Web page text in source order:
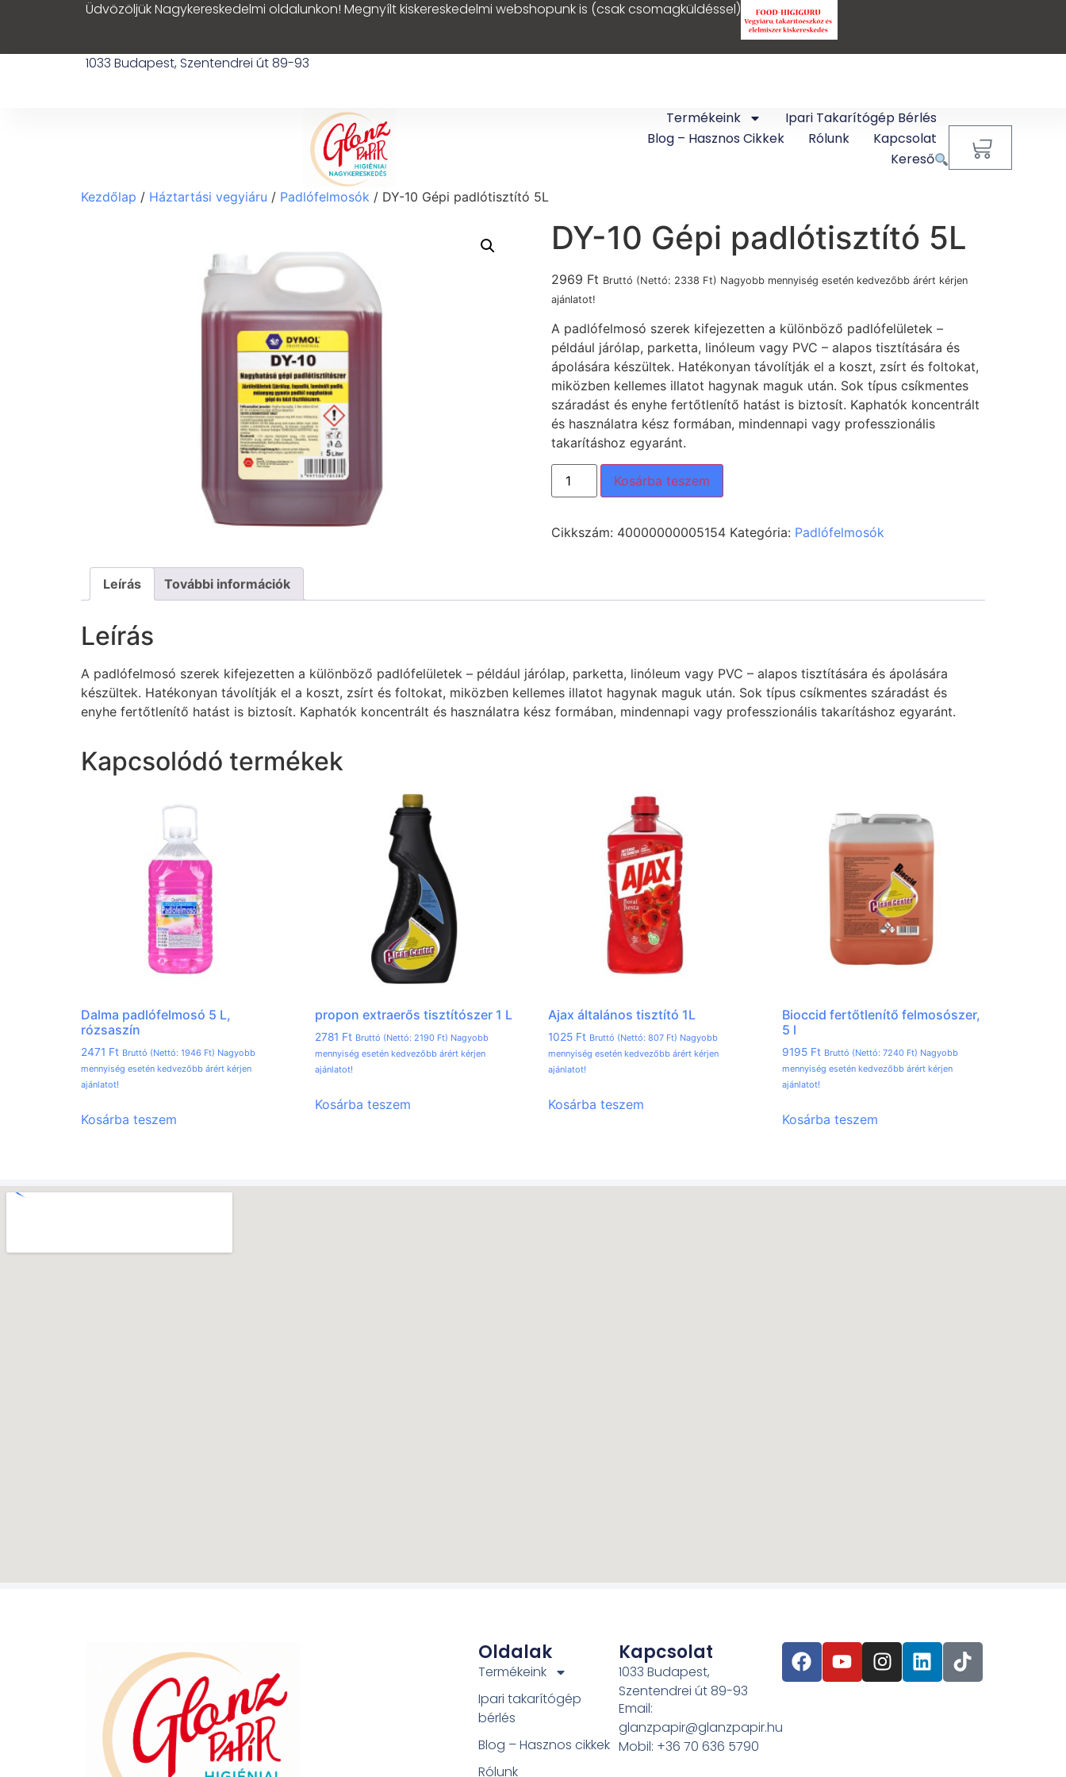
Üdvözöljük Nagykereskedelmi oldalunkon! Megnyílt kiskereskedelmi webshopunk is (csak csomagküldéssel)
1033 Budapest, Szentendrei út 89-93
Termékeink
Ipari Takarítógép Bérlés
Blog – Hasznos Cikkek
Rólunk
Kapcsolat
Kereső
Kezdőlap / Háztartási vegyiáru / Padlófelmosók / DY-10 Gépi padlótisztító 5L
DY-10 Gépi padlótisztító 5L
2969 Ft Bruttó (Nettó: 2338 Ft) Nagyobb mennyiség esetén kedvezőbb árért kérjen
ajánlatot!
A padlófelmosó szerek kifejezetten a különböző padlófelületek –
például járólap, parketta, linóleum vagy PVC – alapos tisztítására és
ápolására készültek. Hatékonyan távolítják el a koszt, zsírt és foltokat,
miközben kellemes illatot hagynak maguk után. Sok típus csíkmentes
száradást és enyhe fertőtlenítő hatást is biztosít. Kaphatók koncentrált
és használatra kész formában, mindennapi vagy professzionális
takarításhoz egyaránt.
Kosárba teszem
Cikkszám: 40000000005154 Kategória: Padlófelmosók
Leírás További információk
Leírás
A padlófelmosó szerek kifejezetten a különböző padlófelületek – például járólap, parketta, linóleum vagy PVC – alapos tisztítására és ápolására
készültek. Hatékonyan távolítják el a koszt, zsírt és foltokat, miközben kellemes illatot hagynak maguk után. Sok típus csíkmentes száradást és
enyhe fertőtlenítő hatást is biztosít. Kaphatók koncentrált és használatra kész formában, mindennapi vagy professzionális takarításhoz egyaránt.
Kapcsolódó termékek
Dalma padlófelmosó 5 L,
rózsaszín
2471 Ft Bruttó (Nettó: 1946 Ft) Nagyobb
mennyiség esetén kedvezőbb árért kérjen
ajánlatot!
Kosárba teszem
propon extraerős tisztítószer 1 L
2781 Ft Bruttó (Nettó: 2190 Ft) Nagyobb
mennyiség esetén kedvezőbb árért kérjen
ajánlatot!
Kosárba teszem
Ajax általános tisztító 1L
1025 Ft Bruttó (Nettó:807 Ft) Nagyobb
mennyiség esetén kedvezőbb árért kérjen
ajánlatot!
Kosárba teszem
Bioccid fertőtlenítő felmosószer,
5 l
9195 Ft Bruttó (Nettó:7240 Ft) Nagyobb
mennyiség esetén kedvezőbb árért kérjen
ajánlatot!
Kosárba teszem
Oldalak
Termékeink
Ipari takarítógép
bérlés
Blog – Hasznos cikkek
Rólunk
Kapcsolat
1033 Budapest,
Szentendrei út 89-93
Email:
glanzpapir@glanzpapir.hu
Mobil: +36 70 636 5790